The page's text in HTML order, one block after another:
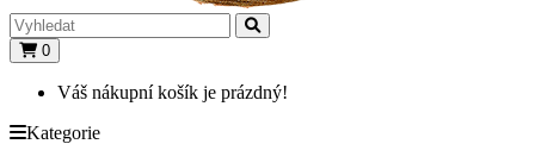
0
Váš nákupní košík je prázdný!
Kategorie